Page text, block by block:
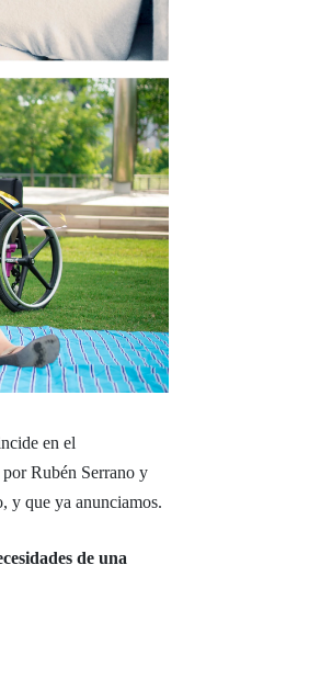
en el
Rubén Serrano y
y que ya anunciamos.
de una